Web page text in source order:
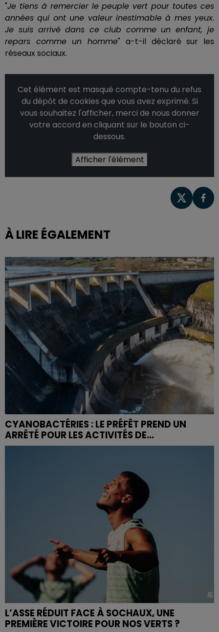
"Je tiens à remercier le peuple vert pour toutes ces
années qui ont une valeur inestimable à mes yeux.
Je suis arrivé dans ce club comme un enfant, je
repars comme un homme" a-t-il déclaré sur les
réseaux sociaux.
Cet élément est masqué compte-tenu du refus
du dépôt de cookies que vous avez exprimé. Si
vous souhaitez l'afficher, merci de nous donner
votre accord en cliquant sur le bouton ci-
dessous.
Afficher l'élément
À LIRE ÉGALEMENT
CYANOBACTÉRIES : LE PRÉFÊT PREND UN
ARRÊTÉ POUR LES ACTIVITÉS DE...
L’ASSE RÉDUIT FACE À SOCHAUX, UNE
PREMIÈRE VICTOIRE POUR NOS VERTS ?